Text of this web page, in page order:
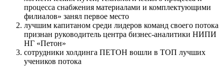
процесса снабжения материалами и комплектующими
филиалов» занял первое место
лучшим капитаном среди лидеров команд своего потока
признан руководитель центра бизнес-аналитики НИПИ
НГ «Петон»
сотрудники холдинга ПЕТОН вошли в ТОП лучших
учеников потока